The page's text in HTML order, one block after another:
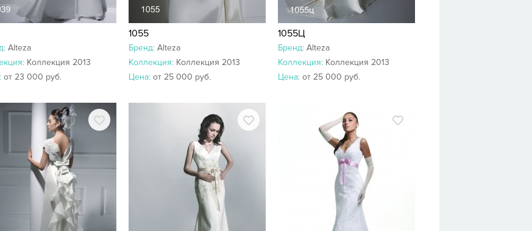
Alteza
Коллекция 2013
от 23 000 руб.
1055
Бренд: Alteza
Коллекция: Коллекция 2013
Цена: от 25 000 руб.
1055Ц
Бренд: Alteza
Коллекция: Коллекция 2013
Цена: от 25 000 руб.